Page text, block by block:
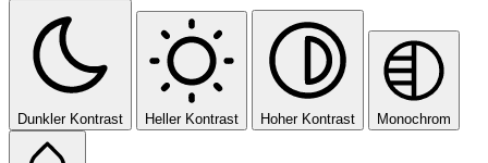
Dunkler Kontrast Heller Kontrast Hoher Kontrast Monochrom